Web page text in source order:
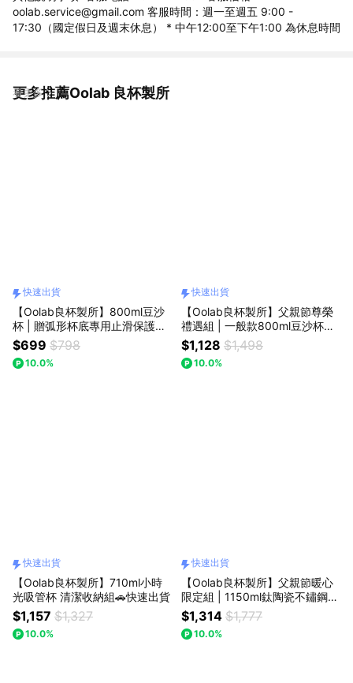
oolab.service@gmail.com 客服時間：週一至週五 9:00 -
17:30（國定假日及週末休息） * 中午12:00至下午1:00 為休息時間
更多推薦Oolab 良杯製所
看更多
快速出貨
【Oolab良杯製所】800ml豆沙
杯 | 贈弧形杯底專用止滑保護套
🚗快速出貨
$699 $798
10.0%
快速出貨
【Oolab良杯製所】父親節尊榮
禮遇組 | 一般款800ml豆沙杯
+木登系列800ml豆沙杯 (贈品)
燈箱磁鐵隨機款🚗快速出貨
$1,128 $1,498
10.0%
快速出貨
【Oolab良杯製所】710ml小時
光吸管杯 清潔收納組🚗快速出貨
$1,157 $1,327
10.0%
快速出貨
【Oolab良杯製所】父親節暖心
限定組 | 1150ml鈦陶瓷不鏽鋼隨
行手把杯+小莊園提袋 贈今日心
情小雲朵磁鐵(隨機款)🚗快速出
貨
$1,314 $1,777
10.0%